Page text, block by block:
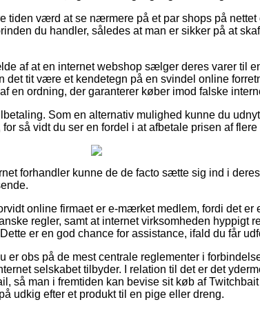
tiden værd at se nærmere på et par shops på nettet
du handler, således at man er sikker på at
af at en internet webshop sælger deres varer til
det tit være et kendetegn på en svindel online
en ordning, der garanterer køber imod falske
Som en alternativ mulighed kunne du
så vidt du ser en fordel i at afbetale prisen af flere
forhandler kunne de de facto sætte sig ind i
online firmaet er e-mærket medlem, fordi det er
regler, samt at internet virksomheden hyppigt
er en god chance for assistance, ifald du får
er obs på de mest centrale reglementer i
selskabet tilbyder. I relation til det er det
så man i fremtiden kan bevise sit køb af
udkig efter et produkt til en pige eller dreng.